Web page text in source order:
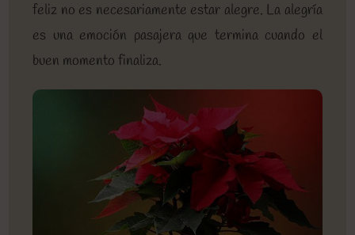
feliz no es necesariamente estar alegre. La alegría
es una emoción pasajera que termina cuando el
buen momento finaliza.